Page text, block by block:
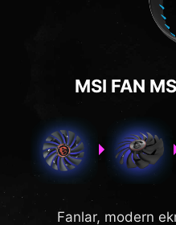
MSI FAN
Fanlar, modern